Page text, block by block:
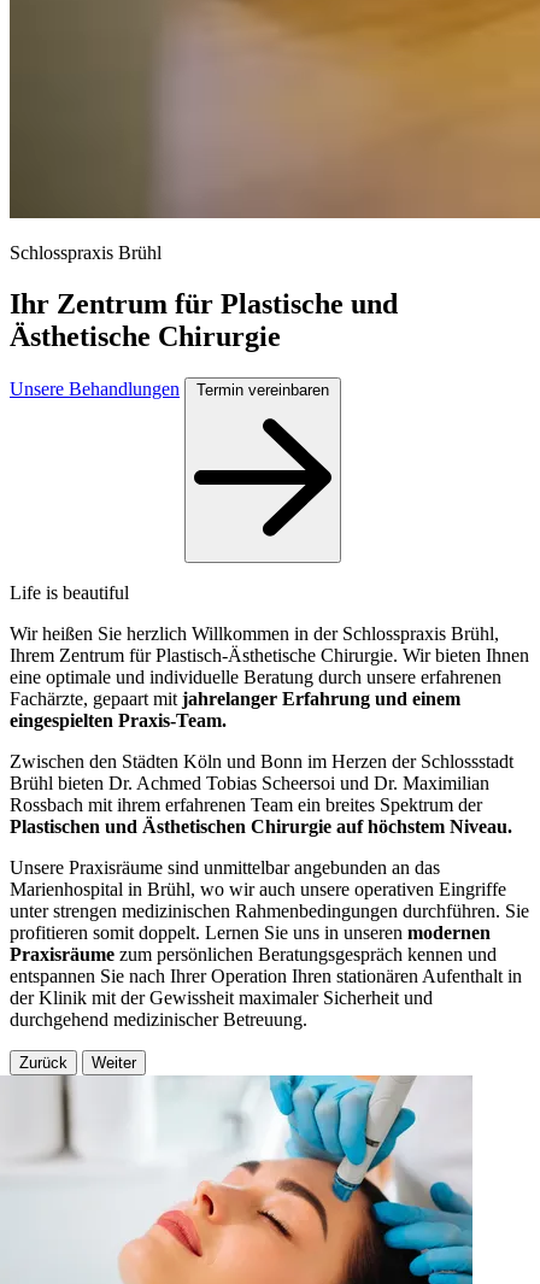
Schlosspraxis Brühl
Ihr Zentrum für Plastische und
Ästhetische Chirurgie
Unsere Behandlungen
Life is beautiful
Wir heißen Sie herzlich Willkommen in der Schlosspraxis Brühl,
Ihrem Zentrum für Plastisch-Ästhetische Chirurgie. Wir bieten Ihnen
eine optimale und individuelle Beratung durch unsere erfahrenen
Fachärzte, gepaart mit jahrelanger Erfahrung und einem
eingespielten Praxis-Team.
Zwischen den Städten Köln und Bonn im Herzen der Schlossstadt
Brühl bieten Dr. Achmed Tobias Scheersoi und Dr. Maximilian
Rossbach mit ihrem erfahrenen Team ein breites Spektrum der
Plastischen und Ästhetischen Chirurgie auf höchstem Niveau.
Unsere Praxisräume sind unmittelbar angebunden an das
Marienhospital in Brühl, wo wir auch unsere operativen Eingriffe
unter strengen medizinischen Rahmenbedingungen durchführen. Sie
profitieren somit doppelt. Lernen Sie uns in unseren modernen
Praxisräume zum persönlichen Beratungsgespräch kennen und
entspannen Sie nach Ihrer Operation Ihren stationären Aufenthalt in
der Klinik mit der Gewissheit maximaler Sicherheit und
durchgehend medizinischer Betreuung.
Zurück Weiter